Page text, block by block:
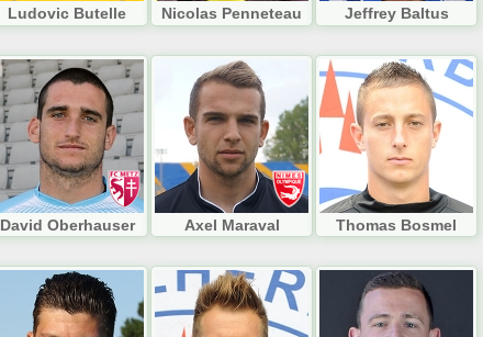
Ludovic Butelle Nicolas Penneteau Jeffrey Baltus
David Oberhauser Axel Maraval Thomas Bosmel